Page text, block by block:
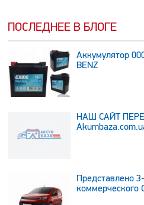
ПОСЛЕДНЕЕ В БЛОГЕ
Аккумулятор
BENZ
НАШ САЙТ
Представлено
коммерческого